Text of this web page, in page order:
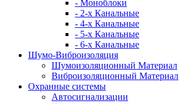
- Моноблоки
- 2-х Канальные
- 4-х Канальные
- 5-х Канальные
- 6-х Канальные
Шумо-Виброизоляция
Шумоизоляционный Материал
Виброизоляционный Материал
Охранные системы
Автосигнализации